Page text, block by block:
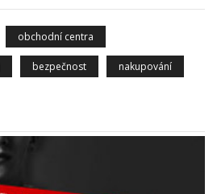
obchodní centra
bezpečnost nakupování